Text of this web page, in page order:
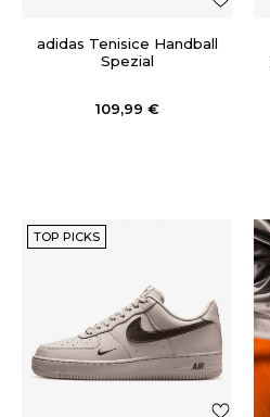
adidas Tenisice Handball
Spezial
109,99 €
TOP PICKS